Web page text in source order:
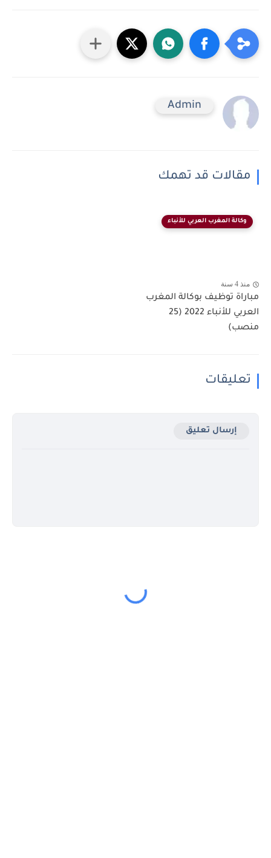
Admin
مقالات قد تهمك
وكالة المغرب العربي للأنباء
منذ 4 سنة
مباراة توظيف بوكالة المغرب
العربي للأنباء 2022 (25
منصب)
تعليقات
إرسال تعليق